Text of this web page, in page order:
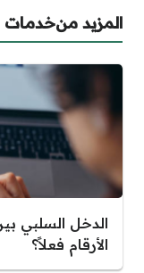
المزيد منخدمات
الدخل السلبي
الأرقام فعلاً؟